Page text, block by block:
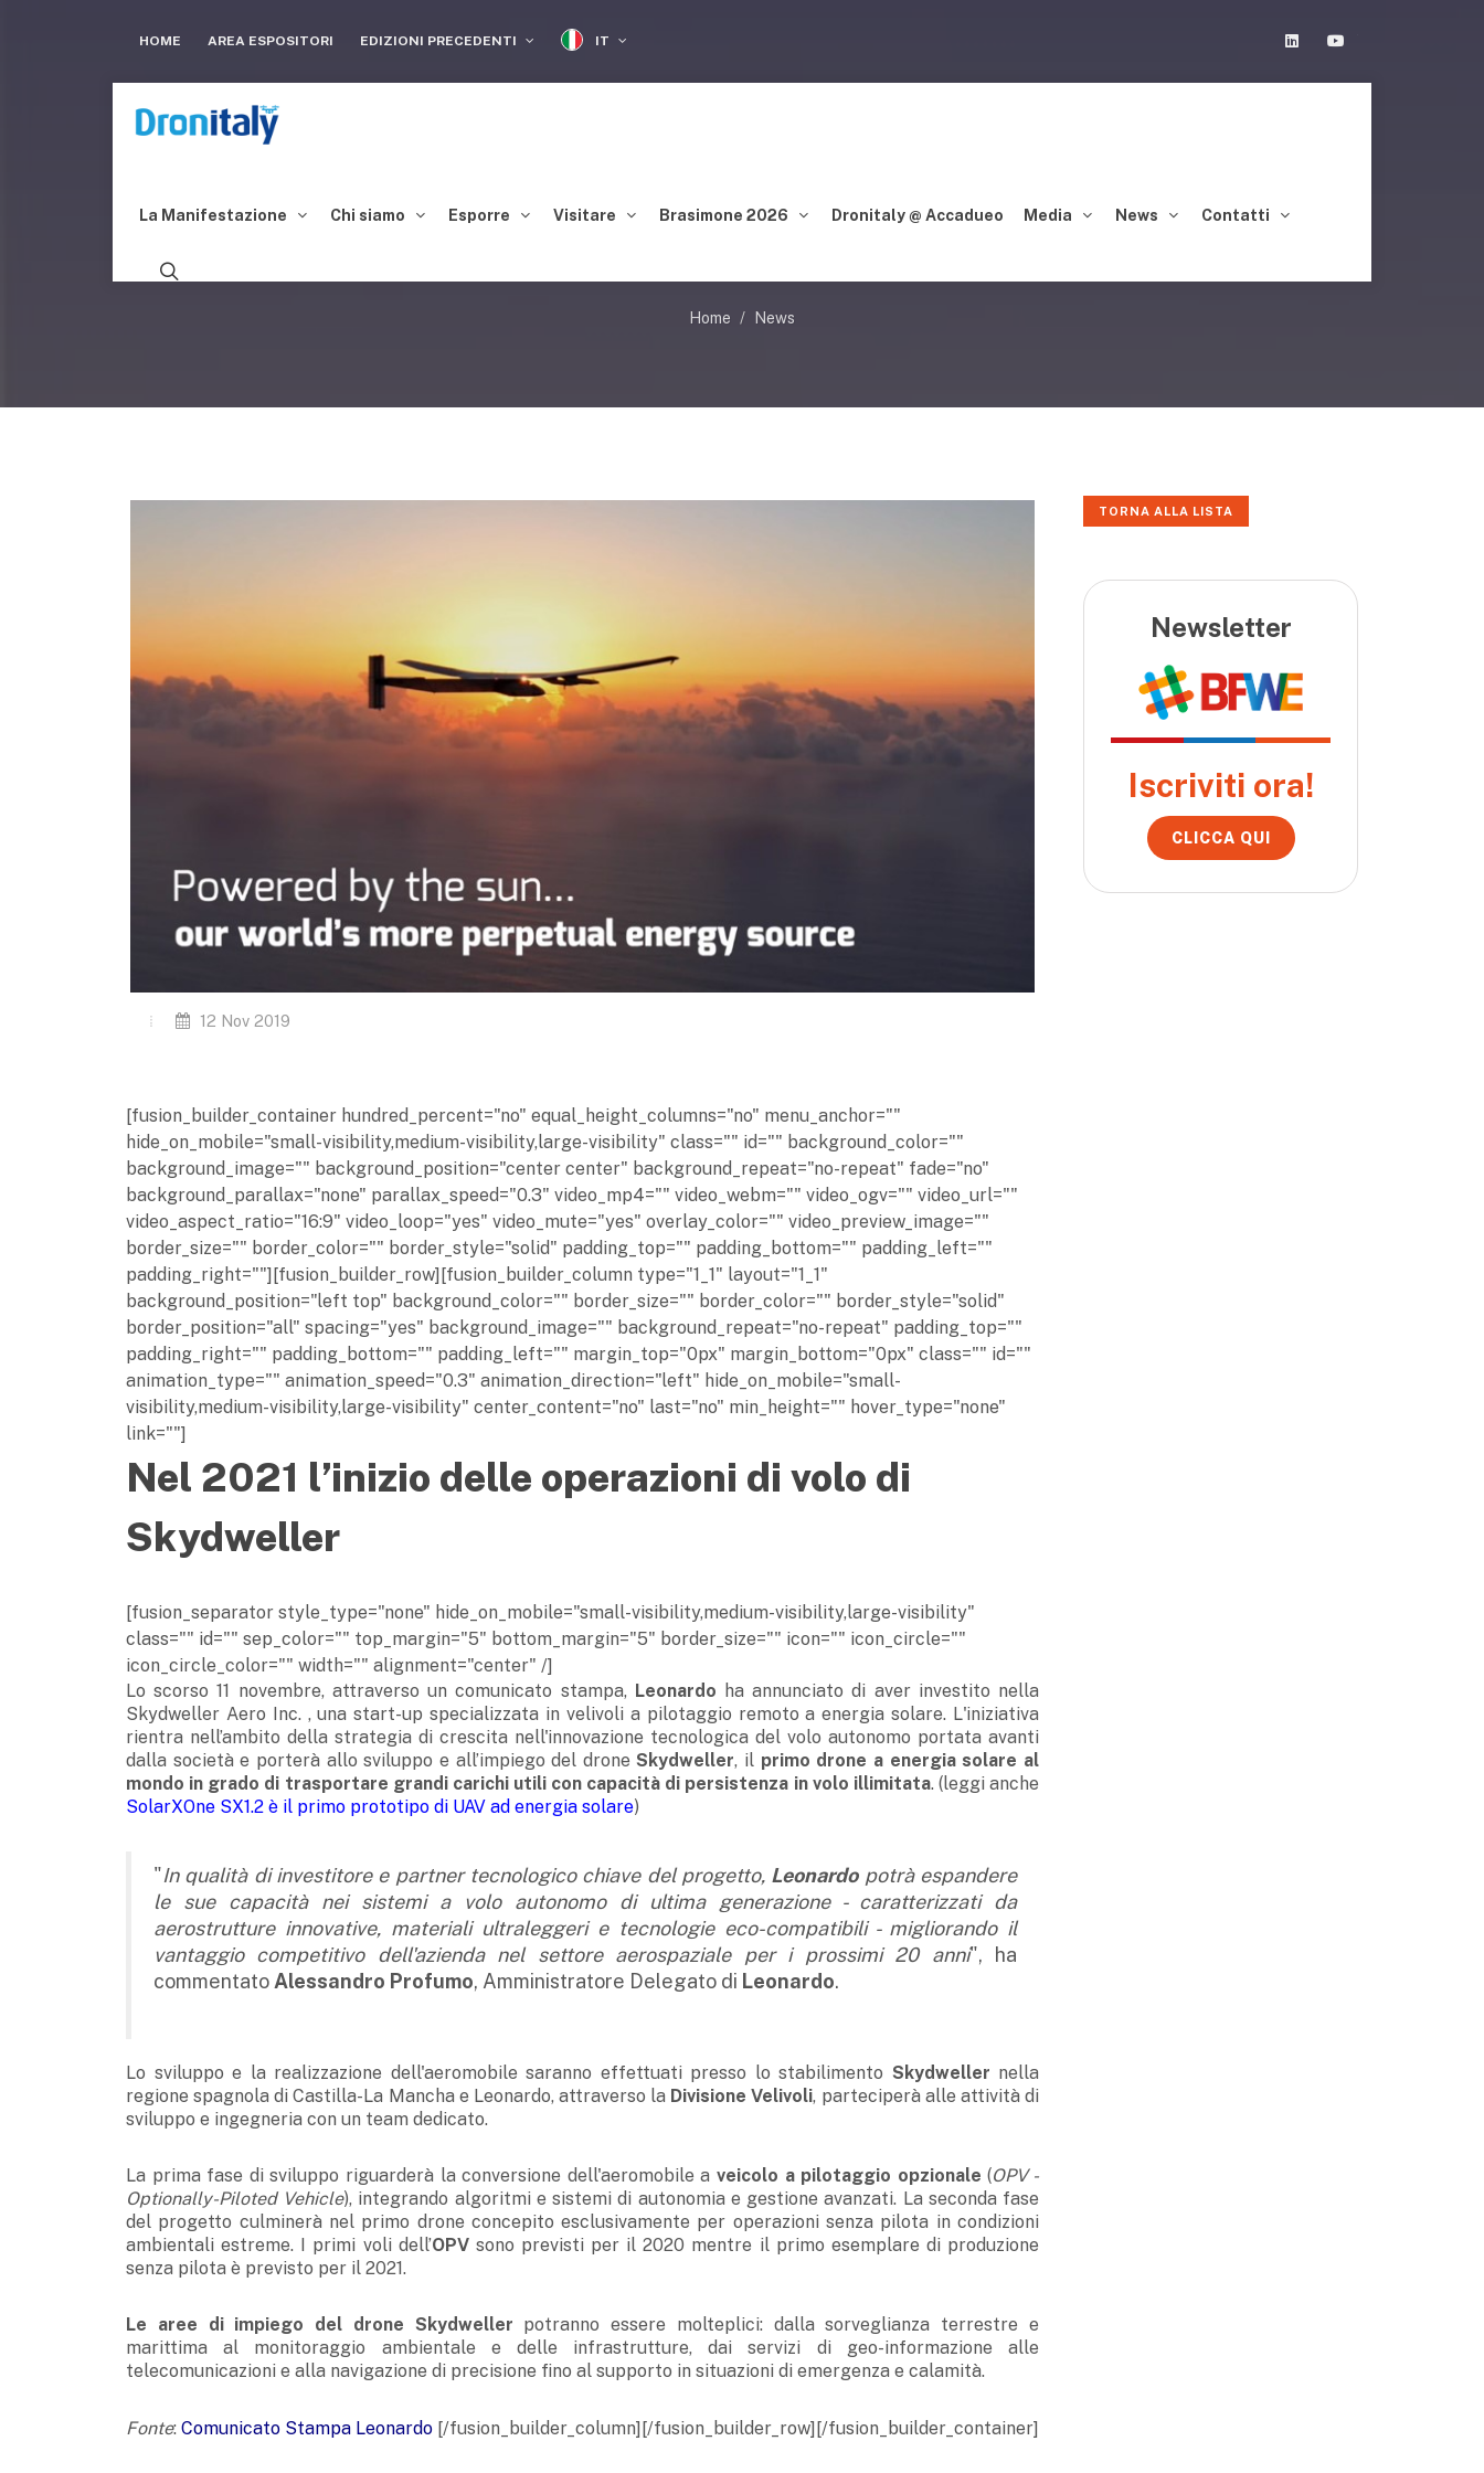
HOME AREA ESPOSITORI EDIZIONI PRECEDENTI IT Linkedin
La Manifestazione Chi siamo Esporre Visitare Brasimone 2026 Dronitaly @ Accadueo Media News Contatti
LEONARDO INVESTE IN DRONI A ENERGIA SOLARE
Home News
12 Nov 2019
[fusion_builder_container hundred_percent="no" equal_height_columns="no" menu_anchor=""
hide_on_mobile="small-visibility,medium-visibility,large-visibility" class="" id="" background_color=""
background_image="" background_position="center center" background_repeat="no-repeat" fade="no"
background_parallax="none" parallax_speed="0.3" video_mp4="" video_webm="" video_ogv="" video_url=""
video_aspect_ratio="16:9" video_loop="yes" video_mute="yes" overlay_color="" video_preview_image=""
border_size="" border_color="" border_style="solid" padding_top="" padding_bottom="" padding_left=""
padding_right=""][fusion_builder_row][fusion_builder_column type="1_1" layout="1_1"
background_position="left top" background_color="" border_size="" border_color="" border_style="solid"
border_position="all" spacing="yes" background_image="" background_repeat="no-repeat" padding_top=""
padding_right="" padding_bottom="" padding_left="" margin_top="0px" margin_bottom="0px" class="" id=""
animation_type="" animation_speed="0.3" animation_direction="left" hide_on_mobile="small-
visibility,medium-visibility,large-visibility" center_content="no" last="no" min_height="" hover_type="none"
link=""]
Nel 2021 l’inizio delle operazioni di volo di
Skydweller
[fusion_separator style_type="none" hide_on_mobile="small-visibility,medium-visibility,large-visibility"
class="" id="" sep_color="" top_margin="5" bottom_margin="5" border_size="" icon="" icon_circle=""
icon_circle_color="" width="" alignment="center" /]
Lo scorso 11 novembre, attraverso un comunicato stampa, Leonardo ha annunciato di aver investito nella
Skydweller Aero Inc. , una start-up specializzata in velivoli a pilotaggio remoto a energia solare. L'iniziativa
rientra nell’ambito della strategia di crescita nell'innovazione tecnologica del volo autonomo portata avanti
dalla società e porterà allo sviluppo e all’impiego del droneSkydweller, il primo drone a energia solare al
mondo in grado di trasportare grandi carichi utili con capacità di persistenza in volo illimitata. (leggi anche
SolarXOne SX1.2 è il primo prototipo di UAV ad energia solare)
"In qualità di investitore e partner tecnologico chiave del progetto, Leonardopotrà espandere
le sue capacità nei sistemi a volo autonomo di ultima generazione - caratterizzati da
aerostrutture innovative, materiali ultraleggeri e tecnologie eco-compatibili - migliorando il
vantaggio competitivo dell'azienda nel settore aerospaziale per i prossimi 20 anni", ha
commentato Alessandro Profumo, Amministratore Delegato di Leonardo.
Lo sviluppo e la realizzazione dell'aeromobile saranno effettuati presso lo stabilimento Skydweller nella
regione spagnola di Castilla-La Mancha e Leonardo, attraverso la Divisione Velivoli, parteciperà alle attività di
sviluppo e ingegneria con un team dedicato.
La prima fase di sviluppo riguarderà la conversione dell'aeromobile a veicolo a pilotaggio opzionale (OPV -
Optionally-Piloted Vehicle), integrando algoritmi e sistemi di autonomia e gestione avanzati. La seconda fase
del progetto culminerà nel primo drone concepito esclusivamente per operazioni senza pilota in condizioni
ambientali estreme. I primi voli dell’OPVsono previsti per il 2020 mentre il primo esemplare di produzione
senza pilota è previsto per il 2021.
Le aree di impiego del drone Skydweller potranno essere molteplici: dalla sorveglianza terrestre e
marittima al monitoraggio ambientale e delle infrastrutture, dai servizi di geo-informazione alle
telecomunicazioni e alla navigazione di precisione fino al supporto in situazioni di emergenza e calamità.
Fonte: Comunicato Stampa Leonardo [/fusion_builder_column][/fusion_builder_row][/fusion_builder_container]
TORNA ALLA LISTA
Newsletter
Iscriviti ora!
CLICCA QUI